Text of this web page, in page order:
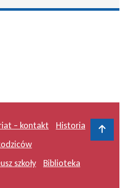
– kontakt
Historia
szkoły
Biblioteka
Do